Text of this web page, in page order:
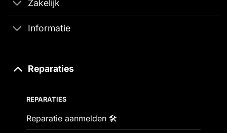
Zakelijk
Informatie
Reparaties
REPARATIES
Reparatie aanmelden 🛠️